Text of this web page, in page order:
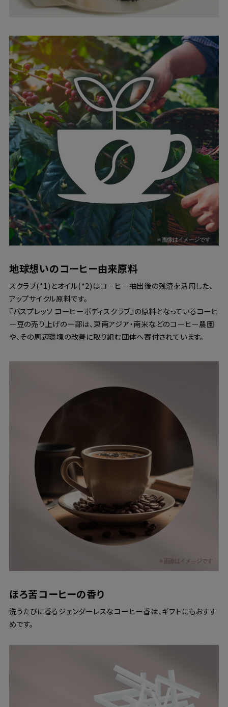
地球想いのコーヒー由来原料
スクラブ(*1)とオイル(*2)はコーヒー抽出後の残渣を活用した、
アップサイクル原料です。
『バスプレッソ コーヒーボディスクラブ』の原料となっているコーヒ
ー豆の売り上げの一部は、東南アジア・南米などのコーヒー農園
や、その周辺環境の改善に取り組む団体へ寄付されています。
ほろ苦コーヒーの香り
洗うたびに香るジェンダーレスなコーヒー香は、ギフトにもおすす
めです。